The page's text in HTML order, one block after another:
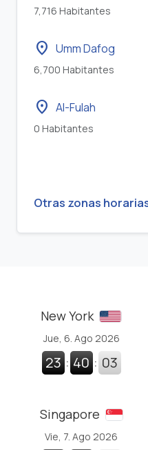
7,716 Habitantes
location_on Umm Dafog
6,700 Habitantes
location_on Al-Fulah
0 Habitantes
Otras zonas
New York
Jue, 6. Ago 2026
23 : 40 : 04
Singapore
Vie, 7. Ago 2026